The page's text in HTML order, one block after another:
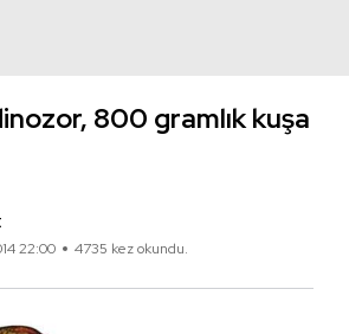
800 gramlık kuşa
22:00 4735 kez okundu.